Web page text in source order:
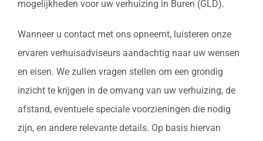
mogelijkheden voor uw verhuizing in Buren (GLD).
Wanneer u contact met ons opneemt, luisteren onze
ervaren verhuisadviseurs aandachtig naar uw wensen
en eisen. We zullen vragen stellen om een grondig
inzicht te krijgen in de omvang van uw verhuizing, de
afstand, eventuele speciale voorzieningen die nodig
zijn, en andere relevante details. Op basis hiervan